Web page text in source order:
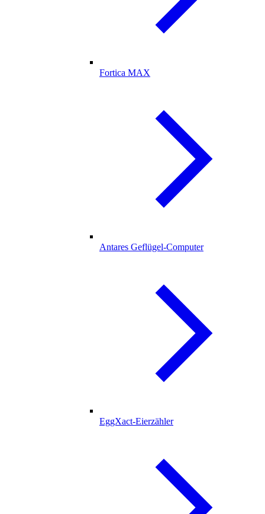
Fortica MAX
Antares Geflügel-Computer
EggXact-Eierzähler